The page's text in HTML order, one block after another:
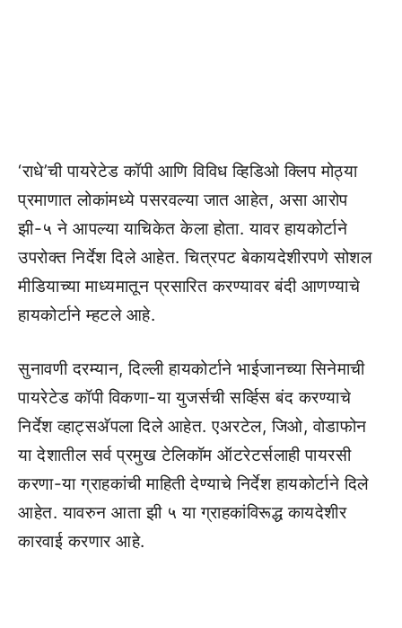
‘राधे’ची पायरेटेड कॉपी आणि विविध व्हिडिओ क्लिप मोठ्या
प्रमाणात लोकांमध्ये पसरवल्या जात आहेत, असा आरोप
झी-५ ने आपल्या याचिकेत केला होता. यावर हायकोर्टाने
उपरोक्त निर्देश दिले आहेत. चित्रपट बेकायदेशीरपणे सोशल
मीडियाच्या माध्यमातून प्रसारित करण्यावर बंदी आणण्याचे
हायकोर्टाने म्हटले आहे.
सुनावणी दरम्यान, दिल्ली हायकोर्टाने भाईजानच्या सिनेमाची
पायरेटेड कॉपी विकणा-या युजर्सची सर्व्हिस बंद करण्याचे
निर्देश व्हाट्सअ‍ॅपला दिले आहेत. एअरटेल, जिओ, वोडाफोन
या देशातील सर्व प्रमुख टेलिकॉम ऑटरेटर्सलाही पायरसी
करणा-या ग्राहकांची माहिती देण्याचे निर्देश हायकोर्टाने दिले
आहेत. यावरुन आता झी ५ या ग्राहकांविरूद्ध कायदेशीर
कारवाई करणार आहे.